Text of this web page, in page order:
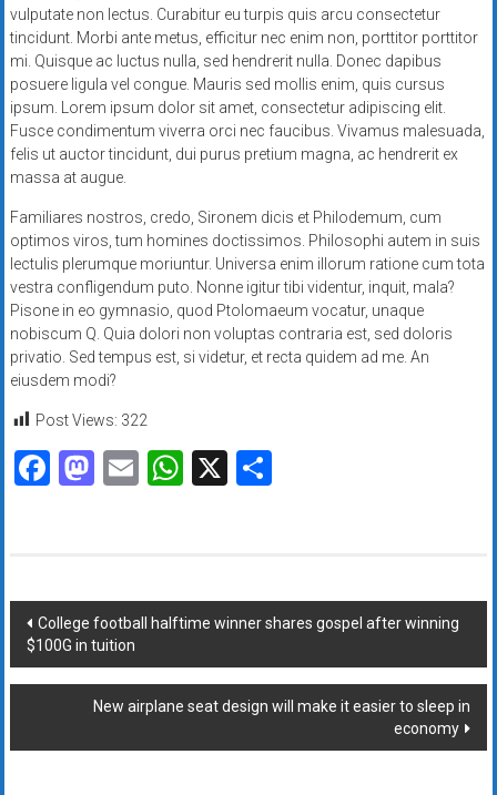
vulputate non lectus. Curabitur eu turpis quis arcu consectetur
tincidunt. Morbi ante metus, efficitur nec enim non, porttitor porttitor
mi. Quisque ac luctus nulla, sed hendrerit nulla. Donec dapibus
posuere ligula vel congue. Mauris sed mollis enim, quis cursus
ipsum. Lorem ipsum dolor sit amet, consectetur adipiscing elit.
Fusce condimentum viverra orci nec faucibus. Vivamus malesuada,
felis ut auctor tincidunt, dui purus pretium magna, ac hendrerit ex
massa at augue.
Familiares nostros, credo, Sironem dicis et Philodemum, cum
optimos viros, tum homines doctissimos. Philosophi autem in suis
lectulis plerumque moriuntur. Universa enim illorum ratione cum tota
vestra confligendum puto. Nonne igitur tibi videntur, inquit, mala?
Pisone in eo gymnasio, quod Ptolomaeum vocatur, unaque
nobiscum Q. Quia dolori non voluptas contraria est, sed doloris
privatio. Sed tempus est, si videtur, et recta quidem ad me. An
eiusdem modi?
Post Views: 322
Facebook
Mastodon
EmailWhatsApp
X Share
Navigasi
pos
College football halftime winner shares gospel after winning
$100G in tuition
New airplane seat design will make it easier to sleep in
economy